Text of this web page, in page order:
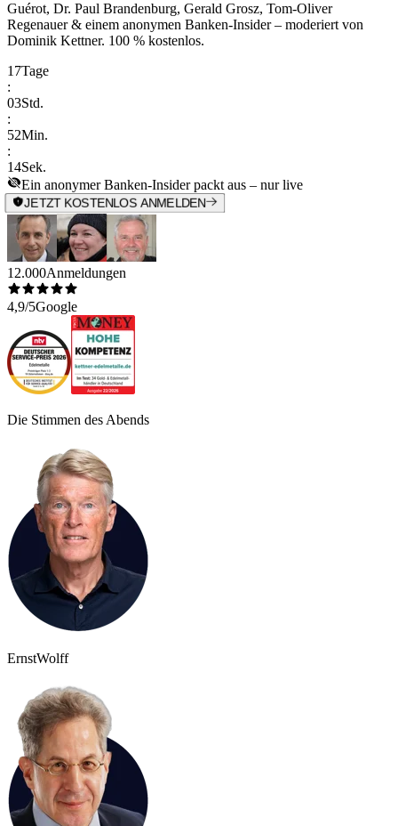
Guérot, Dr. Paul Brandenburg, Gerald Grosz, Tom-Oliver
Regenauer & einem anonymen Banken-Insider– moderiert von
Dominik Kettner. 100 % kostenlos.
17Tage
:
03Std.
:
52Min.
:
14Sek.
Ein anonymer Banken-Insider packt aus – nur live
JETZT KOSTENLOS ANMELDEN
12.000Anmeldungen
4,9/5Google
Die Stimmen des Abends
ErnstWolff